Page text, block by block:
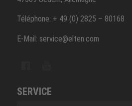
Téléphone: + 49 (0) 2825 – 80168
E-Mail: service@elten.com
SERVICE